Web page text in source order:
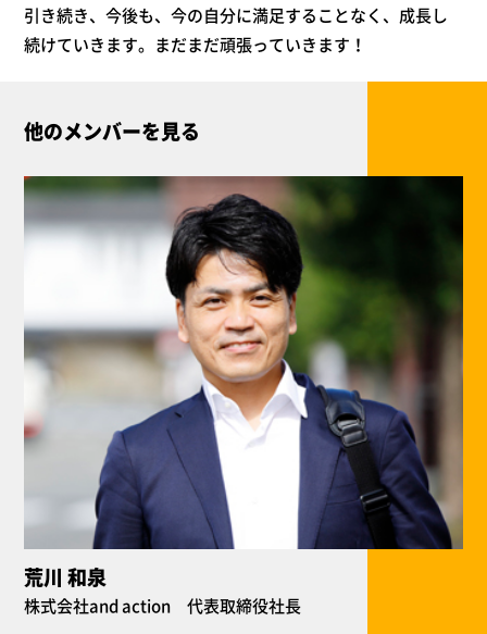
引き続き、今後も、今の自分に満足することなく、成長し
続けていきます。まだまだ頑張っていきます！
他のメンバーを見る
荒川 和泉
株式会社and action 代表取締役社長